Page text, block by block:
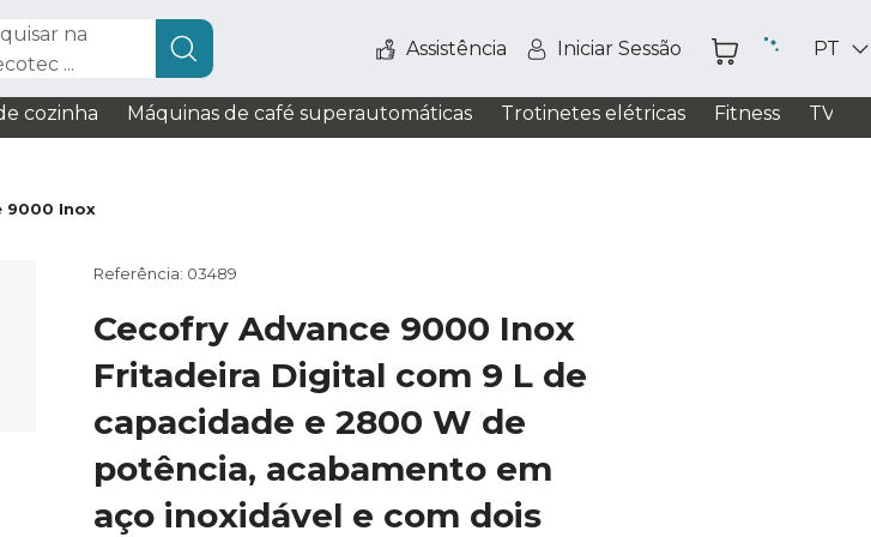
na
...
Assistência Iniciar Sessão PT
cozinha Máquinas de café superautomáticas Trotinetes elétricas Fitness TV /
9000 Inox
Referência: 03489
Cecofry Advance 9000 Inox
Fritadeira Digital com 9 L de
capacidade e 2800 W de
potência, acabamento em
aço inoxidável e com dois